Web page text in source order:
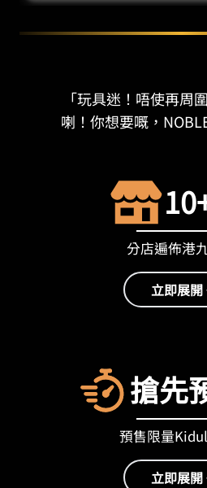
「玩具迷！唔使再周
喇！你想要嘅，
分店遍佈港
立即展開
搶先
預售限量
立即展開